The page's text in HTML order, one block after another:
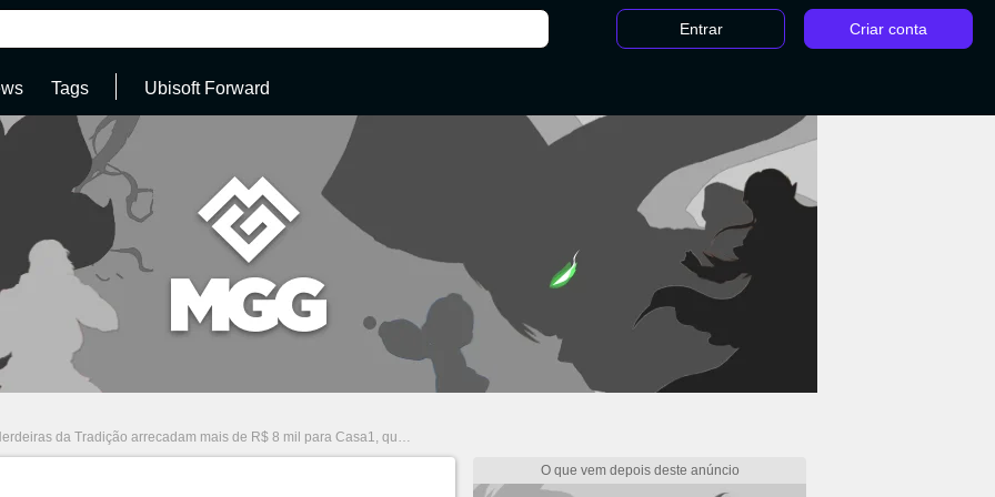
Entrar Criar conta
Tags Ubisoft Forward
da Tradição arrecadam mais de R$ 8 mil para Casa1, que acolhe a comunidade LGBTQIAP+